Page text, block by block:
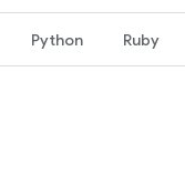
Python Ruby